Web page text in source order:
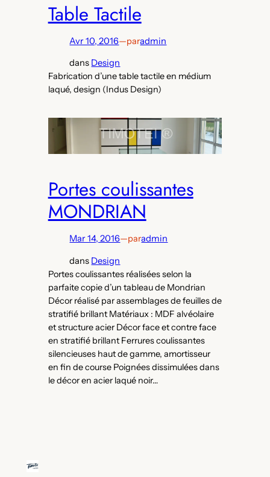
Table Tactile
Avr 10, 2016—paradmin
dans Design
Fabrication d’une table tactile en médium
laqué, design (Indus Design)
Portes coulissantes
MONDRIAN
Mar 14, 2016—paradmin
dans Design
Portes coulissantes réalisées selon la
parfaite copie d’un tableau de Mondrian
Décor réalisé par assemblages de feuilles de
stratifié brillant Matériaux : MDF alvéolaire
et structure acier Décor face et contre face
en stratifié brillant Ferrures coulissantes
silencieuses haut de gamme, amortisseur
en fin de course Poignées dissimulées dans
le décor en acier laqué noir…